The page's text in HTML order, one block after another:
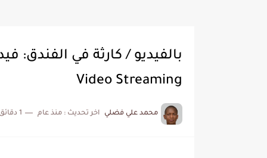
بالفيديو / كارثة في الفندق:
Video Streaming
محمد علي فضلي اخر تحديث : منذ عام 1 دقائق للقراءة